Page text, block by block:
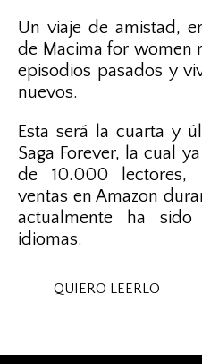
Un viaje de amistad,
de Macima for women
episodios pasados y
nuevos.
Esta será la cuarta y
Saga Forever, la cual
de 10.000 lectores,
ventas en Amazon
actualmente ha
idiomas.
QUIERO LEERLO